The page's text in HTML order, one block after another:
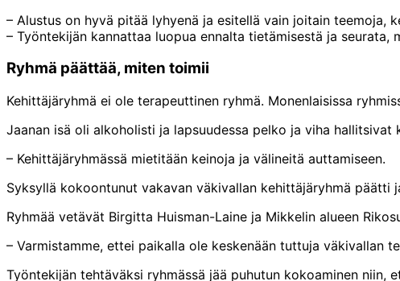
– Alustus on hyvä pitää lyhyenä ja esitellä vain joitain teemoja,
– Työntekijän kannattaa luopua ennalta tietämisestä ja seurata,
Ryhmä päättää, miten toimii
Kehittäjäryhmä ei ole terapeuttinen ryhmä. Monenlaisissa
Jaanan isä oli alkoholisti ja lapsuudessa pelko ja viha
– Kehittäjäryhmässä mietitään keinoja ja välineitä auttamiseen.
Syksyllä kokoontunut vakavan väkivallan kehittäjäryhmä
Ryhmää vetävät Birgitta Huisman-Laine ja Mikkelin alueen
– Varmistamme, ettei paikalla ole keskenään tuttuja väkivallan
Työntekijän tehtäväksi ryhmässä jää puhutun kokoaminen niin,